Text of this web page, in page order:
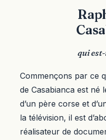
qui
Commençons par ce
de Casabianca est né
d’un père corse et
la télévision, il est
réalisateur de